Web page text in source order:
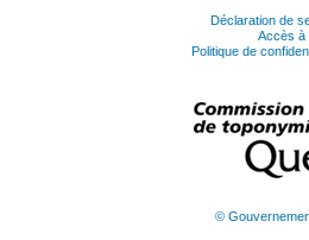
Déclaration de
Accès à
Politique de
©